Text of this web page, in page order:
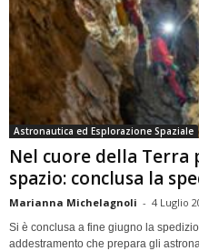
Astronautica ed Esplorazione Spaziale
Nel cuore della
spazio: conclusa la
Marianna Michelagnoli - 4 Luglio
Si è conclusa a fine giugno la
addestramento che prepara gli